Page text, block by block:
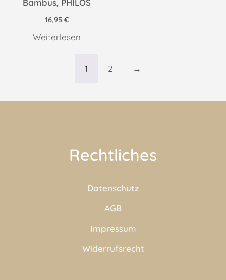
16,95 €
Weiterlesen
1 2 →
Rechtliches
Datenschutz
AGB
Impressum
Widerrufsrecht